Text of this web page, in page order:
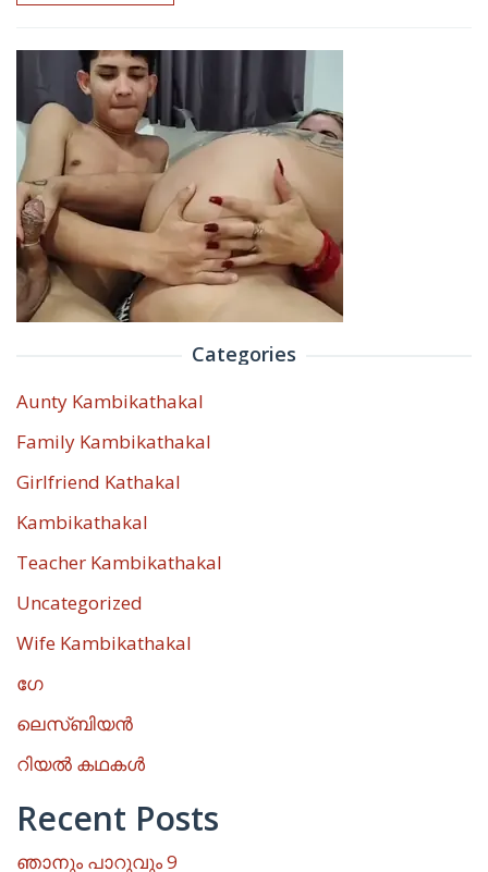
Categories
Aunty Kambikathakal
Family Kambikathakal
Girlfriend Kathakal
Kambikathakal
Teacher Kambikathakal
Uncategorized
Wife Kambikathakal
ഗേ
ലെസ്ബിയൻ
റിയൽ കഥകൾ
Recent Posts
ഞാനും പാറുവും 9